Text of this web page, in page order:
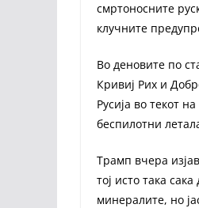
смртоносните
клучните
Во деновите по
Кривиј Рих и
Русија во текот
беспилотни
Трамп вчера
тој исто така
минералите, но